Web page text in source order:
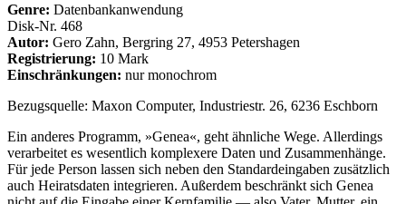
Genre: Datenbankanwendung
Disk-Nr. 468
Autor: Gero Zahn, Bergring 27, 4953 Petershagen
Registrierung: 10 Mark
Einschränkungen: nur monochrom
Bezugsquelle: Maxon Computer, Industriestr. 26, 6236 Eschborn
Ein anderes Programm, »Genea«, geht ähnliche Wege. Allerdings
verarbeitet es wesentlich komplexere Daten und Zusammenhänge.
Für jede Person lassen sich neben den Standardeingaben zusätzlich
auch Heiratsdaten integrieren. Außerdem beschränkt sich Genea